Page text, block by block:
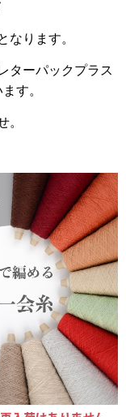
なります。
ターパックプラス
す。